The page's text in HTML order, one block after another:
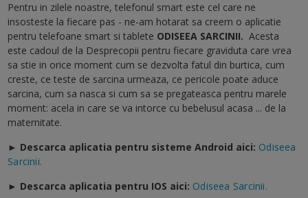
Pentru in zilele noastre, telefonul smart este cel care ne
insosteste la fiecare pas - ne-am hotarat sa creem o aplicatie
pentru telefoane smart si tablete ODISEEA SARCINII. Acesta
este cadoul de la Desprecopii pentru fiecare graviduta care vrea
sa stie in orice moment cum se dezvolta fatul din burtica, cum
creste, ce teste de sarcina urmeaza, ce pericole poate aduce
sarcina, cum sa nasca si cum sa se pregateasca pentru marele
moment: acela in care se va intorce cu bebelusul acasa ... de la
maternitate.
► Descarca aplicatia pentru sisteme Android aici: Odiseea
Sarcinii.
► Descarca aplicatia pentru IOS aici: Odiseea Sarcinii.